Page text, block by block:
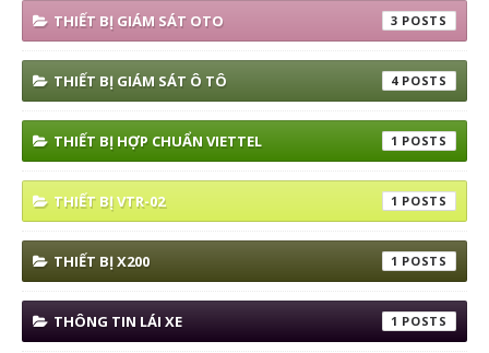
THIẾT BỊ GIÁM SÁT OTO 3
THIẾT BỊ GIÁM SÁT Ô TÔ 4
THIẾT BỊ HỢP CHUẨN VIETTEL 1
THIẾT BỊ VTR-02 1
THIẾT BỊ X200 1
THÔNG TIN LÁI XE 1